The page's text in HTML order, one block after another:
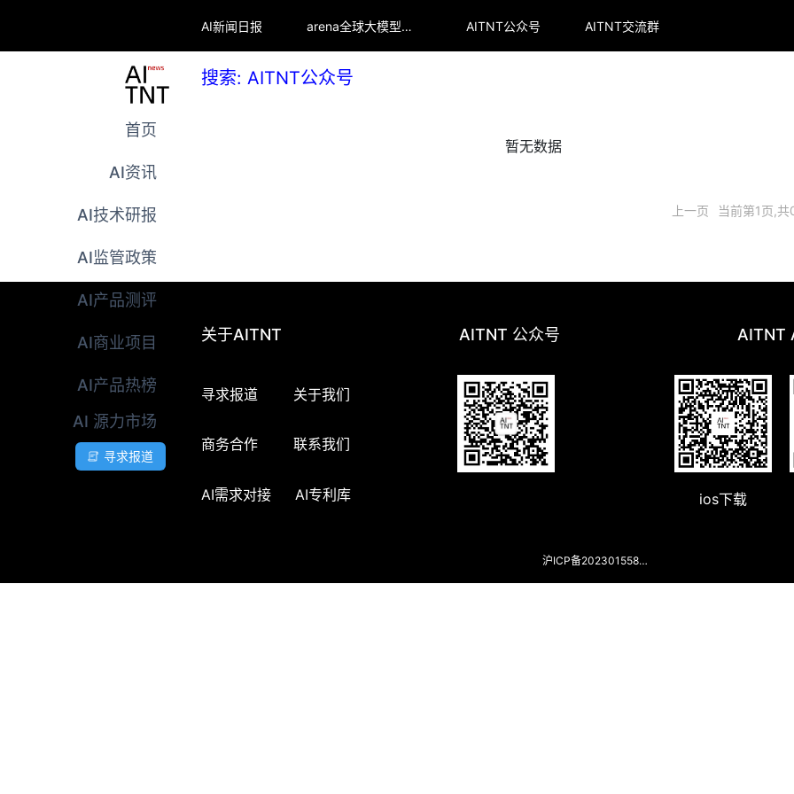
AI新闻日报 arena全球大模型排行榜 AITNT公众号 AITNT交流群
首页
AI资讯
AI技术研报
AI监管政策
AI产品测评
AI商业项目
AI产品热榜
AI 源力市场
寻求报道
搜索: AITNT公众号
暂无数据
上一页 当前第1页,共
关于AITNT AITNT 公众号 AITNT
寻求报道 关于我们
商务合作 联系我们
AI需求对接 AI专利库 ios下载
沪ICP备2023015588号-2